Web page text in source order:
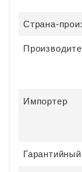
Страна-
Импортер